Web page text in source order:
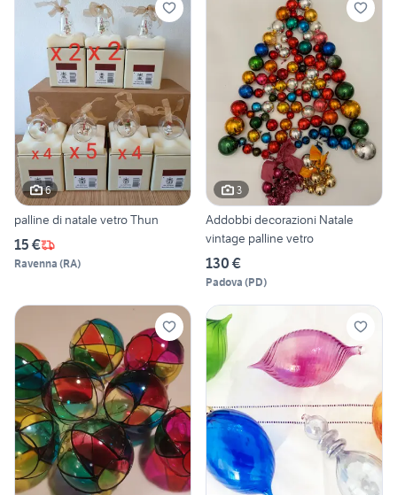
6
palline di natale vetro Thun
15 €
Ravenna (RA)
3
Addobbi decorazioni Natale
vintage palline vetro
130 €
Padova (PD)